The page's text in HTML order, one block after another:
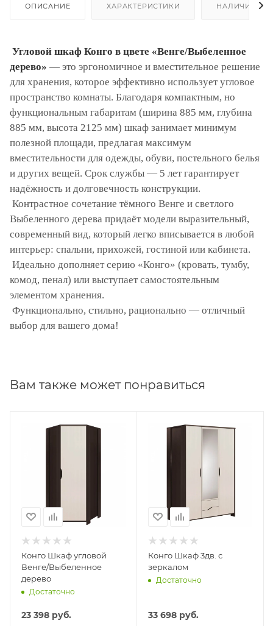
ОПИСАНИЕ ХАРАКТЕРИСТИКИ НАЛИЧИЕ
Угловой шкаф Конго в цвете «Венге/Выбеленное
дерево» — это эргономичное и вместительное решение
для хранения, которое эффективно использует угловое
пространство комнаты. Благодаря компактным, но
функциональным габаритам (ширина 885 мм, глубина
885 мм, высота 2125 мм) шкаф занимает минимум
полезной площади, предлагая максимум
вместительности для одежды, обуви, постельного белья
и других вещей. Срок службы — 5 лет гарантирует
надёжность и долговечность конструкции.
Контрастное сочетание тёмного Венге и светлого
Выбеленного дерева придаёт модели выразительный,
современный вид, который легко вписывается в любой
интерьер: спальни, прихожей, гостиной или кабинета.
Идеально дополняет серию «Конго» (кровать, тумбу,
комод, пенал) или выступает самостоятельным
элементом хранения.
Функционально, стильно, рационально — отличный
выбор для вашего дома!
Вам также может понравиться
Конго Шкаф угловой
Венге/Выбеленное
дерево
Достаточно
23 398 руб.
Конго Шкаф 3дв. с
зеркалом
Достаточно
33 698 руб.